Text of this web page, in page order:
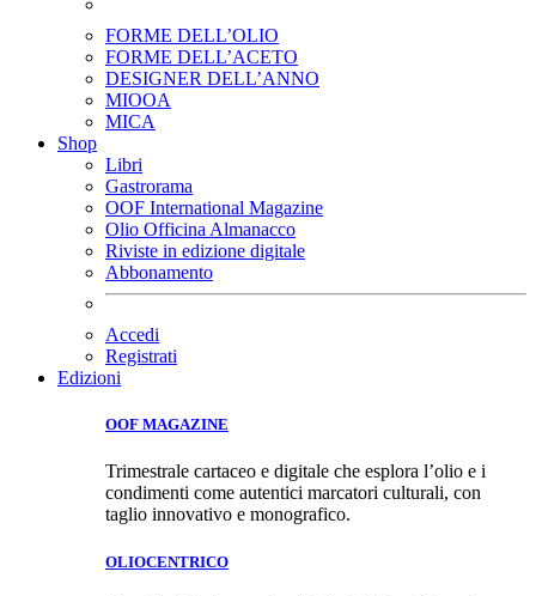
FORME DELL’OLIO
FORME DELL’ACETO
DESIGNER DELL’ANNO
MIOOA
MICA
Shop
Libri
Gastrorama
OOF International Magazine
Olio Officina Almanacco
Riviste in edizione digitale
Abbonamento
Accedi
Registrati
Edizioni
OOF MAGAZINE
Trimestrale cartaceo e digitale che esplora l’olio e i
condimenti come autentici marcatori culturali, con
taglio innovativo e monografico.
OLIOCENTRICO